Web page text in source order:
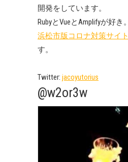
開発をしています。
RubyとVueとAmplifyが好き。
浜松市版コロナ対策サイト
す。
Twitter: jacoyutorius
@w2or3w